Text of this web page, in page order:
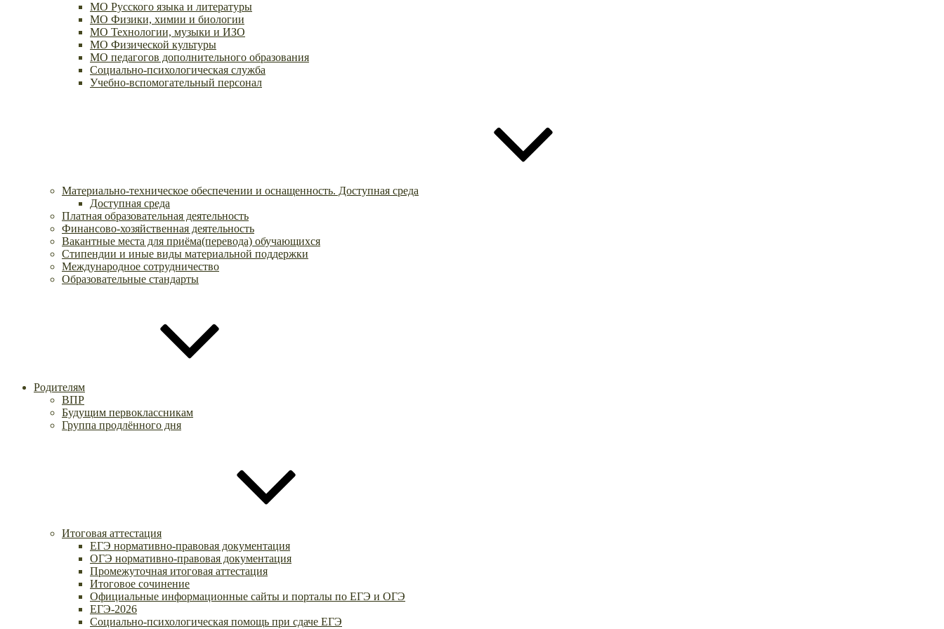
МО Русского языка и литературы
МО Физики, химии и биологии
МО Технологии, музыки и ИЗО
МО Физической культуры
МО педагогов дополнительного образования
Социально-психологическая служба
Учебно-вспомогательный персонал
Материально-техническое обеспечении и оснащенность. Доступная среда
Доступная среда
Платная образовательная деятельность
Финансово-хозяйственная деятельность
Вакантные места для приёма(перевода) обучающихся
Стипендии и иные виды материальной поддержки
Международное сотрудничество
Образовательные стандарты
Родителям
ВПР
Будущим первоклассникам
Группа продлённого дня
Итоговая аттестация
ЕГЭ нормативно-правовая документация
ОГЭ нормативно-правовая документация
Промежуточная итоговая аттестация
Итоговое сочинение
Официальные информационные сайты и порталы по ЕГЭ и ОГЭ
ЕГЭ-2026
Социально-психологическая помощь при сдаче ЕГЭ